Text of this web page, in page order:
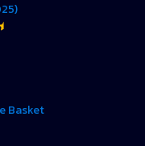
Basket